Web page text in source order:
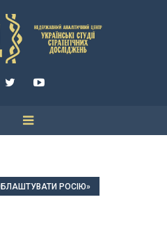
РОСІЮ»